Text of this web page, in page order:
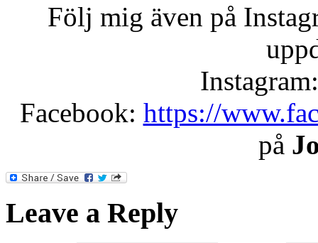
Följ mig även på
Facebook: https://
på
Leave a Reply